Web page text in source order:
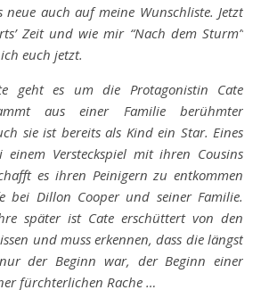
auch auf meine Wunschliste. Jetzt
Zeit und wie mir “Nach dem Sturm”
euch jetzt.
geht es um die Protagonistin Cate
aus einer Familie berühmter
sie ist bereits als Kind ein Star. Eines
einem Versteckspiel mit ihren Cousins
es ihren Peinigern zu entkommen
bei Dillon Cooper und seiner Familie.
später ist Cate erschüttert von den
und muss erkennen, dass die längst
der Beginn war, der Beginn einer
fürchterlichen Rache …